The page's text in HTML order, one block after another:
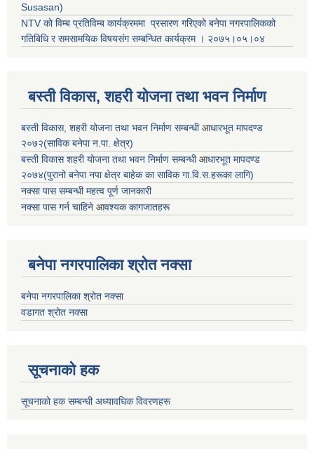
Susasan)
NTV को विम्ब प्रतिविम्ब कार्यक्रममा प्रसारण गरिएकोबनेपा नगरपालिकको
गतिबिधि र समसामयिक विषयसंग सम्बन्धित कार्यक्रम । २०७५।०५।०४
बस्ती विकास, शहरी योजना तथा भवन निर्माण
बस्ती विकास, शहरी योजना तथा भवन निर्माण सम्बन्धीआधारभूत मापदण्ड
२०७२(साविक बनेपा न.पा. क्षेत्र)
बस्ती विकास शहरी योजना तथा भवन निर्माण सम्बन्धीआधारभूत मापदण्ड
२०७४(पुरानो बनेपा नपा क्षेत्र बाहेक का साविक गा.वि.स.हरूका लागि)
नक्सा पास सम्बन्धी महत्व पूर्ण जानकारी
नक्सा पास गर्न चाहिने आवश्यक कागजातहरू
बनेपा नगरपालिका श्रोत नक्सा
बनेपा नगरपालिका श्रोत नक्सा
वडागत श्रोत नक्सा
सूचनाको हक
सूचनाको हक सम्बन्धी अध्यावधिक विवरणहरू